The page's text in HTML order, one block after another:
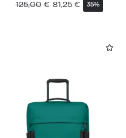
125,00 € 81,25 € 35%